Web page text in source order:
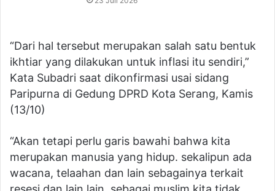
“Dari hal tersebut merupakan salah satu bentuk
ikhtiar yang dilakukan untuk inflasi itu sendiri,”
Kata Subadri saat dikonfirmasi usai sidang
Paripurna di Gedung DPRD Kota Serang, Kamis
(13/10)
“Akan tetapi perlu garis bawahi bahwa kita
merupakan manusia yang hidup. sekalipun ada
wacana, telaahan dan lain sebagainya terkait